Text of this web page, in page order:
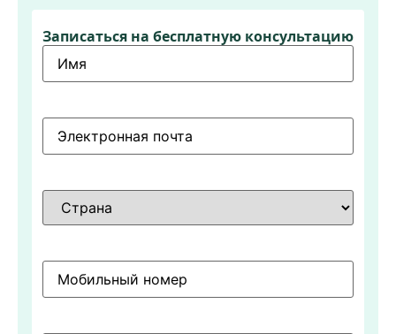
Записаться на бесплатную консультацию